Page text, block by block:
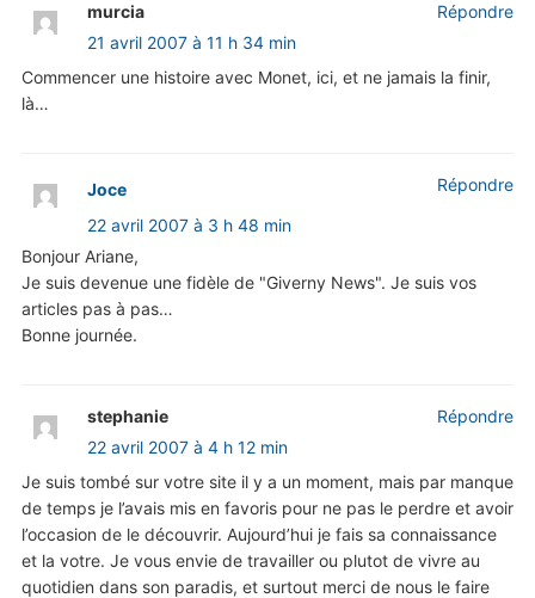
murcia
21 avril 2007 à 11 h 34 min
Commencer une histoire avec Monet, ici, et ne jamais la finir,
là…
Répondre
Joce
22 avril 2007 à 3 h 48 min
Bonjour Ariane,
Je suis devenue une fidèle de "Giverny News". Je suis vos
articles pas à pas…
Bonne journée.
Répondre
stephanie
22 avril 2007 à 4 h 12 min
Je suis tombé sur votre site il y a un moment, mais par manque
de temps je l’avais mis en favoris pour ne pas le perdre et avoir
l’occasion de le découvrir. Aujourd’hui je fais sa connaissance
et la votre. Je vous envie de travailler ou plutot de vivre au
quotidien dans son paradis, et surtout merci de nous le faire
Répondre